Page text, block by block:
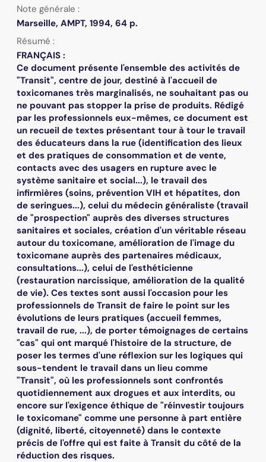
Note générale :
Marseille, AMPT, 1994, 64 p.
Résumé :
FRANÇAIS :
Ce document présente l'ensemble des activités de
"Transit", centre de jour, destiné à l'accueil de
toxicomanes très marginalisés, ne souhaitant pas ou
ne pouvant pas stopper la prise de produits. Rédigé
par les professionnels eux-mêmes, ce document est
un recueil de textes présentant tour à tour le travail
des éducateurs dans la rue (identification des lieux
et des pratiques de consommation et de vente,
contacts avec des usagers en rupture avec le
système sanitaire et social...), le travail des
infirmières (soins, prévention VIH et hépatites, don
de seringues...), celui du médecin généraliste (travail
de "prospection" auprès des diverses structures
sanitaires et sociales, création d'un véritable réseau
autour du toxicomane, amélioration de l'image du
toxicomane auprès des partenaires médicaux,
consultations...), celui de l'esthéticienne
(restauration narcissique, amélioration de la qualité
de vie). Ces textes sont aussi l'occasion pour les
professionnels de Transit de faire le point sur les
évolutions de leurs pratiques (accueil femmes,
travail de rue, ...), de porter témoignages de certains
"cas" qui ont marqué l'histoire de la structure, de
poser les termes d'une réflexion sur les logiques qui
sous-tendent le travail dans un lieu comme
"Transit", où les professionnels sont confrontés
quotidiennement aux drogues et aux interdits, ou
encore sur l'exigence éthique de "réinvestir toujours
le toxicomane" comme une personne à part entière
(dignité, liberté, citoyenneté) dans le contexte
précis de l'offre qui est faite à Transit du côté de la
réduction des risques.